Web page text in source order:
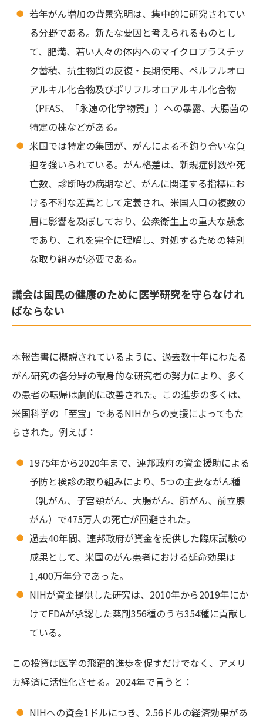
若年がん増加の背景究明は、集中的に研究されてい
る分野である。新たな要因と考えられるものとし
て、肥満、若い人々の体内へのマイクロプラスチッ
ク蓄積、抗生物質の反復・長期使用、ペルフルオロ
アルキル化合物及びポリフルオロアルキル化合物
（PFAS、「永遠の化学物質」）への暴露、大腸菌の
特定の株などがある。
米国では特定の集団が、がんによる不釣り合いな負
担を強いられている。がん格差は、新規症例数や死
亡数、診断時の病期など、がんに関連する指標にお
ける不利な差異として定義され、米国人口の複数の
層に影響を及ぼしており、公衆衛生上の重大な懸念
であり、これを完全に理解し、対処するための特別
な取り組みが必要である。
議会は国民の健康のために医学研究を守らなけれ
ばならない
本報告書に概説されているように、過去数十年にわたる
がん研究の各分野の献身的な研究者の努力により、多く
の患者の転帰は劇的に改善された。この進歩の多くは、
米国科学の「至宝」であるNIHからの支援によってもた
らされた。例えば：
1975年から2020年まで、連邦政府の資金援助による
予防と検診の取り組みにより、5つの主要ながん種
（乳がん、子宮頸がん、大腸がん、肺がん、前立腺
がん）で475万人の死亡が回避された。
過去40年間、連邦政府が資金を提供した臨床試験の
成果として、米国のがん患者における延命効果は
1,400万年分であった。
NIHが資金提供した研究は、2010年から2019年にか
けてFDAが承認した薬剤356種のうち354種に貢献し
ている。
この投資は医学の飛躍的進歩を促すだけでなく、アメリ
カ経済に活性化させる。2024年で言うと：
NIHへの資金1ドルにつき、2.56ドルの経済効果があ